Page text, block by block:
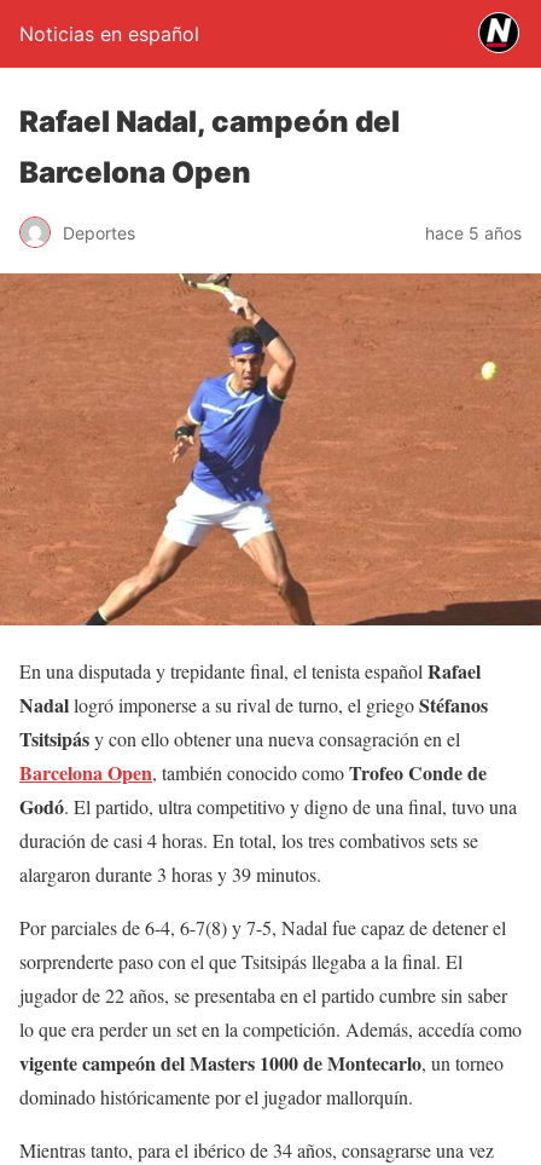
Noticias en español
Rafael Nadal, campeón del
Barcelona Open
Deportes hace 5 años
En una disputada y trepidante final, el tenista español Rafael
Nadallogró imponerse a su rival de turno, el griegoStéfanos
Tsitsipásy con ello obtener una nueva consagración en el
Barcelona Open, también conocido comoTrofeo Conde de
Godó. El partido, ultra competitivo y digno de una final, tuvo una
duración de casi 4 horas. En total, los tres combativos sets se
alargaron durante 3 horas y 39 minutos.
Por parciales de 6-4, 6-7(8) y 7-5, Nadal fue capaz de detener el
sorprenderte paso con el que Tsitsipás llegaba a la final. El
jugador de 22 años, se presentaba en el partido cumbre sin saber
lo que era perder un set en la competición. Además, accedía como
vigente campeón del Masters 1000 de Montecarlo, un torneo
dominado históricamente por el jugador mallorquín.
Mientras tanto, para el ibérico de 34 años, consagrarse una vez